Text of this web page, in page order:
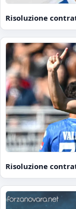
Risoluzione
Risoluzione